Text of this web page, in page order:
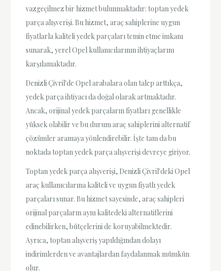
vazgeçilmez bir hizmet bulunmaktadır: toptan yedek
parça alışverişi. Bu hizmet, araç sahiplerine uygun
fiyatlarla kaliteli yedek parçaları temin etme imkanı
sunarak, yerel Opel kullanıcılarının ihtiyaçlarını
karşılamaktadır.
Denizli Çivril'de Opel arabalara olan talep arttıkça,
yedek parça ihtiyacı da doğal olarak artmaktadır.
Ancak, orijinal yedek parçaların fiyatları genellikle
yüksek olabilir ve bu durum araç sahiplerini alternatif
çözümler aramaya yönlendirebilir. İşte tam da bu
noktada toptan yedek parça alışverişi devreye giriyor.
Toptan yedek parça alışverişi, Denizli Çivril'deki Opel
araç kullanıcılarına kaliteli ve uygun fiyatlı yedek
parçaları sunar. Bu hizmet sayesinde, araç sahipleri
orijinal parçaların aynı kalitedeki alternatiflerini
edinebilirken, bütçelerini de koruyabilmektedir.
Ayrıca, toptan alışveriş yapıldığından dolayı
indirimlerden ve avantajlardan faydalanmak mümkün
olur.